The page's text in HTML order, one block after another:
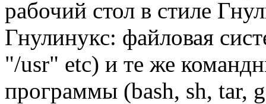
рабочий стол в стиле
Гнулинукс: файловая
"/usr" etc) и те же
программы (bash, sh, tar,